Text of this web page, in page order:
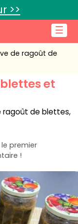
☰
>>
de ragoût de
et
de blettes,
premier
!